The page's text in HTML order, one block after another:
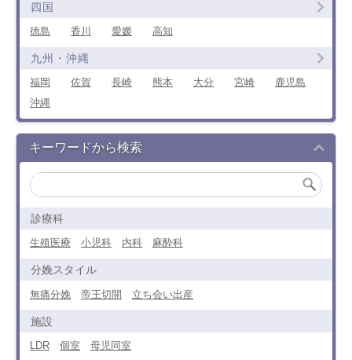
四国
徳島 香川 愛媛 高知
九州・沖縄
福岡 佐賀 長崎 熊本 大分 宮崎
鹿児島
沖縄
キーワードから検索
診療科
生殖医療 小児科 内科 麻酔科
分娩スタイル
無痛分娩 帝王切開 立ち会い出産
施設
LDR 個室 母児同室